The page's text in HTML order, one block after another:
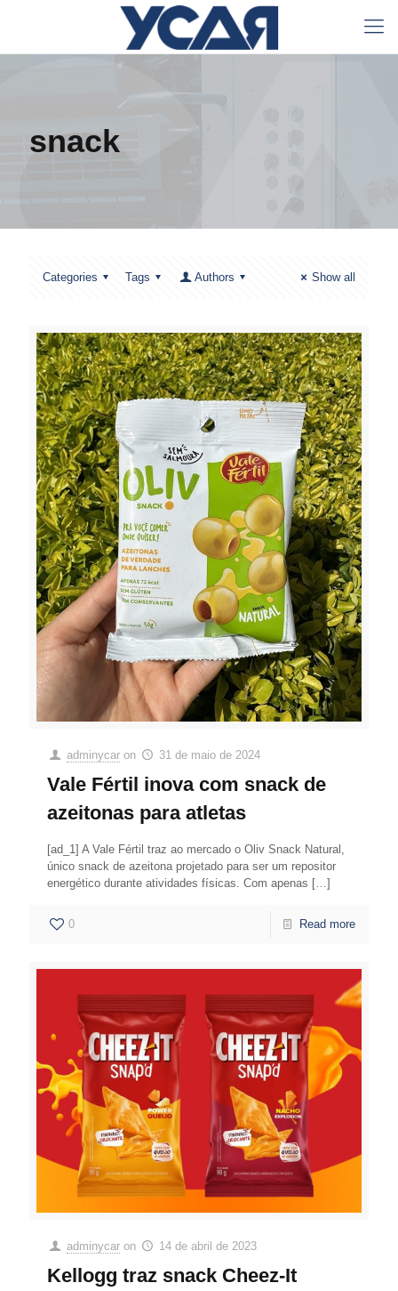
snack
Categories Tags Authors Show all
adminycar on 31 de maio de 2024
Vale Fértil inova com snack de
azeitonas para atletas
[ad_1] A Vale Fértil traz ao mercado o Oliv Snack Natural,
único snack de azeitona projetado para ser um repositor
energético durante atividades físicas. Com apenas […]
0 Read more
adminycar on 14 de abril de 2023
Kellogg traz snack Cheez-It